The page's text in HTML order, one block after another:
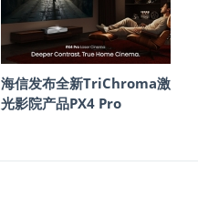
海信发布全新TriChroma激
光影院产品PX4 Pro